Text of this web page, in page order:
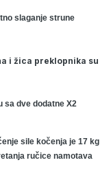
slaganje strune
i žica preklopnika su
sa dve dodatne X2
sile kočenja je 17 kg
ručice namotava